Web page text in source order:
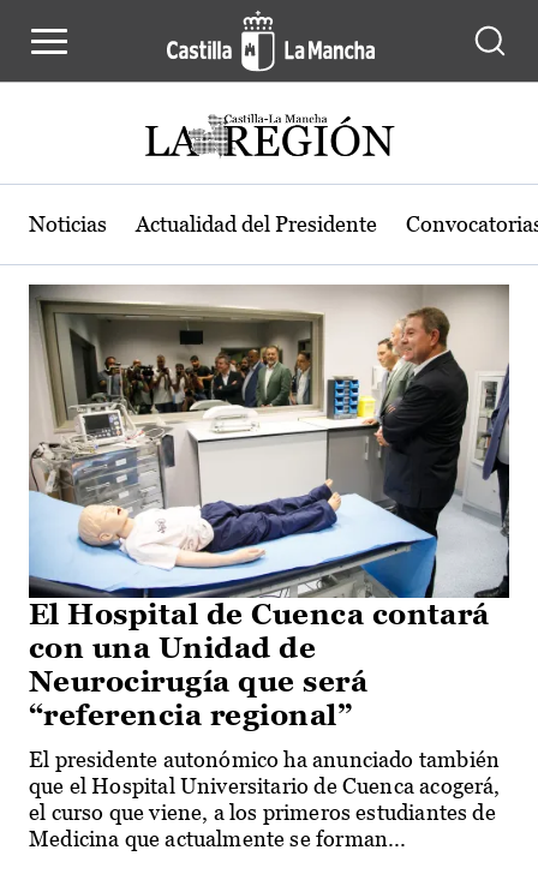
Actualidad de la región de Castilla-
Noticias Actualidad del Presidente
El Hospital de Cuenca contará
con una Unidad de
Neurocirugía que será
“referencia regional”
El presidente autonómico ha anunciado también
que el Hospital Universitario de Cuenca acogerá,
el curso que viene, a los primeros estudiantes de
Medicina que actualmente se forman...